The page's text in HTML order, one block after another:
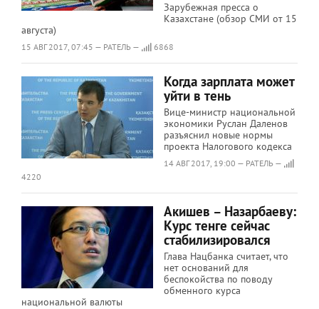
Зарубежная пресса о
Казахстане (обзор СМИ от 15
августа)
15 АВГ 2017, 07:45 — РАТЕЛЬ — 6868
Когда зарплата может
уйти в тень
Вице-министр национальной
экономики Руслан Даленов
разъяснил новые нормы
проекта Налогового кодекса
14 АВГ 2017, 19:00 — РАТЕЛЬ —
4220
Акишев – Назарбаеву:
Курс тенге сейчас
стабилизировался
Глава Нацбанка считает, что
нет оснований для
беспокойства по поводу
обменного курса
национальной валюты